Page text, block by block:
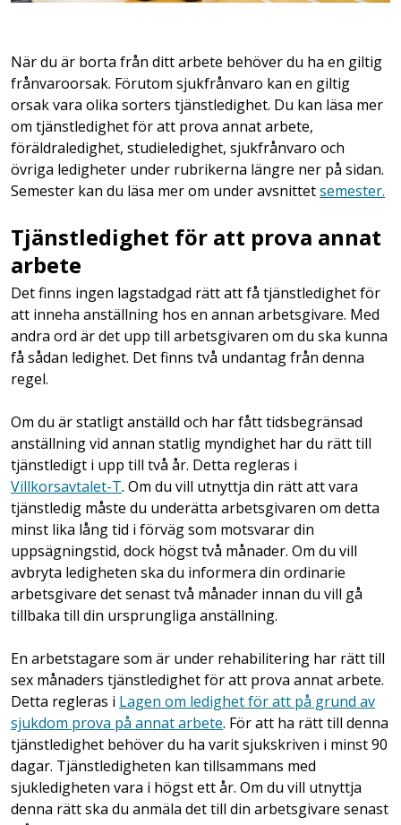
När du är borta från ditt arbete behöver du ha en giltig
frånvaroorsak. Förutom sjukfrånvaro kan en giltig
orsak vara olika sorters tjänstledighet. Du kan läsa mer
om tjänstledighet för att prova annat arbete,
föräldraledighet, studieledighet, sjukfrånvaro och
övriga ledigheter under rubrikerna längre ner på sidan.
Semester kan du läsa mer om under avsnittetsemester.
Tjänstledighet för att prova annat
arbete
Det finns ingen lagstadgad rätt att få tjänstledighet för
att inneha anställning hos en annan arbetsgivare. Med
andra ord är det upp till arbetsgivaren om du ska kunna
få sådan ledighet. Det finns två undantag från denna
regel.
Om du är statligt anställd och har fått tidsbegränsad
anställning vid annan statlig myndighet har du rätt till
tjänstledigt i upp till två år. Detta regleras i
Villkorsavtalet-T. Om du vill utnyttja din rätt att vara
tjänstledig måste du underätta arbetsgivaren om detta
minst lika lång tid i förväg som motsvarar din
uppsägningstid, dock högst två månader. Om du vill
avbryta ledigheten ska du informera din ordinarie
arbetsgivare det senast två månader innan du vill gå
tillbaka till din ursprungliga anställning.
En arbetstagare som är under rehabilitering har rätt till
sex månaders tjänstledighet för att prova annat arbete.
Detta regleras i Lagen om ledighet för att på grund av
sjukdom prova på annat arbete. För att ha rätt till denna
tjänstledighet behöver du ha varit sjukskriven i minst 90
dagar. Tjänstledigheten kan tillsammans med
sjukledigheten vara i högst ett år. Om du vill utnyttja
denna rätt ska du anmäla det till din arbetsgivare senast